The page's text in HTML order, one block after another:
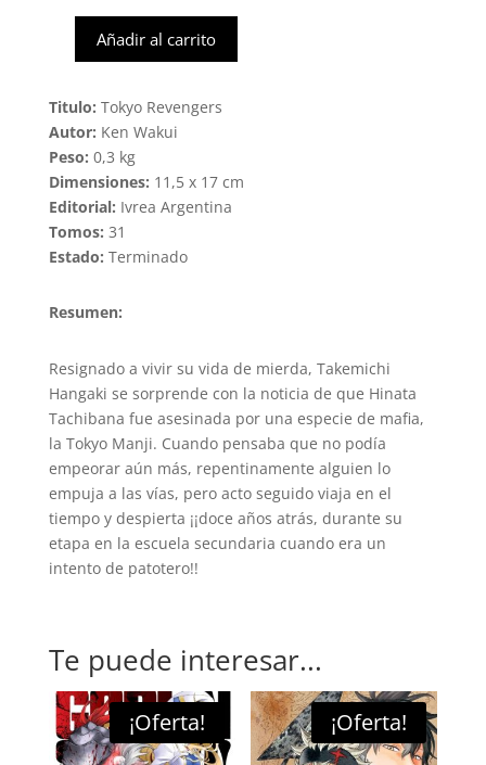
#06
(Ivrea
Arg)
cantidad
Añadir al carrito
Titulo: Tokyo Revengers
Autor: Ken Wakui
Peso: 0,3 kg
Dimensiones: 11,5 x 17 cm
Editorial: Ivrea Argentina
Tomos: 31
Estado: Terminado
Resumen:
Resignado a vivir su vida de mierda, Takemichi
Hangaki se sorprende con la noticia de que Hinata
Tachibana fue asesinada por una especie de mafia,
la Tokyo Manji. Cuando pensaba que no podía
empeorar aún más, repentinamente alguien lo
empuja a las vías, pero acto seguido viaja en el
tiempo y despierta ¡¡doce años atrás, durante su
etapa en la escuela secundaria cuando era un
intento de patotero!!
Te puede interesar...
¡Oferta! ¡Oferta!